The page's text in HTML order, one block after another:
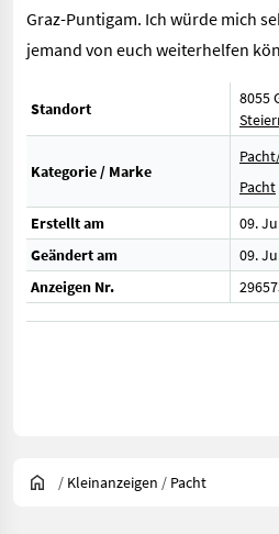
Graz-Puntigam. Ich würde mich
jemand von euch weiterhelfen
Standort
8055
Kategorie / Marke
Pacht
Erstellt am
09.
Geändert am
09.
Anzeigen Nr.
/ Kleinanzeigen / Pacht